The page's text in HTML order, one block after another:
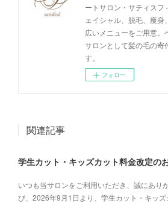
ートサロン・サティスフ
ェイシャル、脱毛、痩
広いメニューをご用意。
サロンとして髪の毛の寄
す。
フォロー
関連記事
学生カット・キッズカット料金改定の
いつも当サロンをご利用いただき、誠にあり
び、2026年9月1日より、学生カット・キッズ